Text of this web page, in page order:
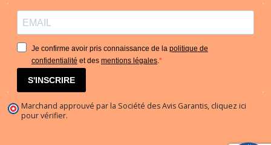
Je confirme avoir pris connaissance de la politique de
confidentialité et des mentions légales.
S'INSCRIRE
Marchand approuvé par la Société des Avis Garantis, cliquez ici
pour vérifier.